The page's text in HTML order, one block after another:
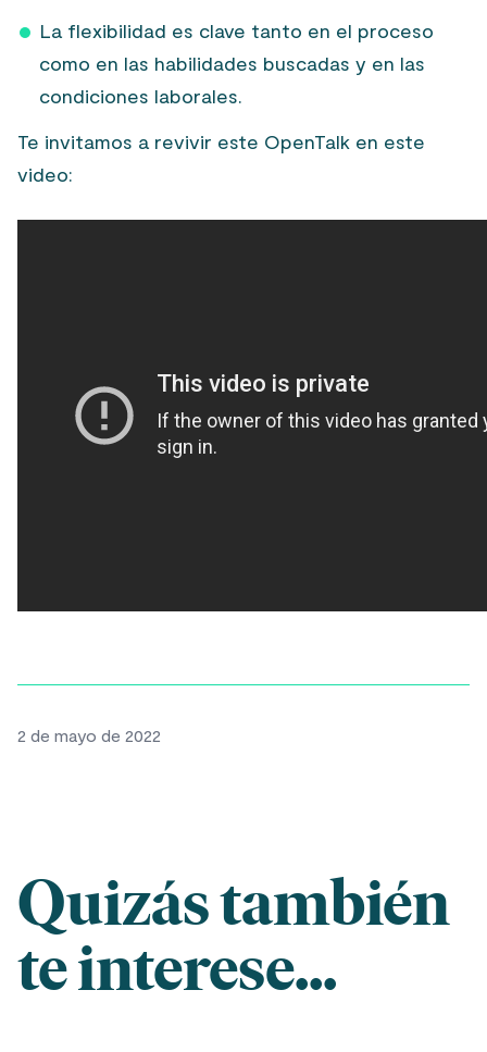
La flexibilidad es clave tanto en el proceso
como en las habilidades buscadas y en las
condiciones laborales.
Te invitamos a revivir este OpenTalk en este
video:
2 de mayo de 2022
Quizás también
te interese...